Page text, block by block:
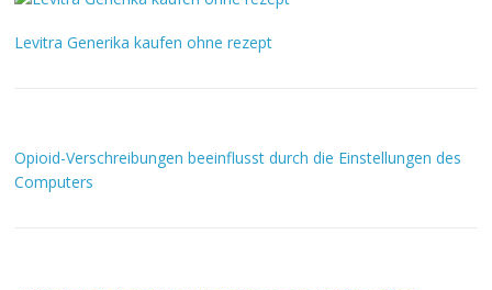
Levitra Generika kaufen ohne rezept
Opioid-Verschreibungen beeinflusst durch die Einstellungen des
Computers